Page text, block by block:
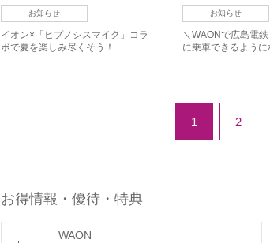
お知らせ
イオン×「ヒプノシスマイク」コラ
ボで夏を楽しみ尽くそう！
お知らせ
＼WAONで広島電鉄
に乗車できるよう
1 2
お得情報・優待・特典
WAON